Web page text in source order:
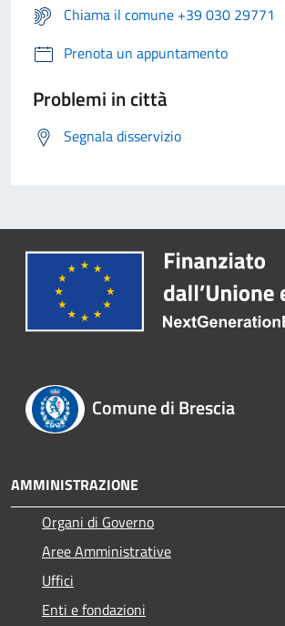
Chiama il comune +39 030 29771
Prenota un appuntamento
Problemi in città
Segnala disservizio
Comune di Brescia
AMMINISTRAZIONE
Organi di Governo
Aree Amministrative
Uffici
Enti e fondazioni